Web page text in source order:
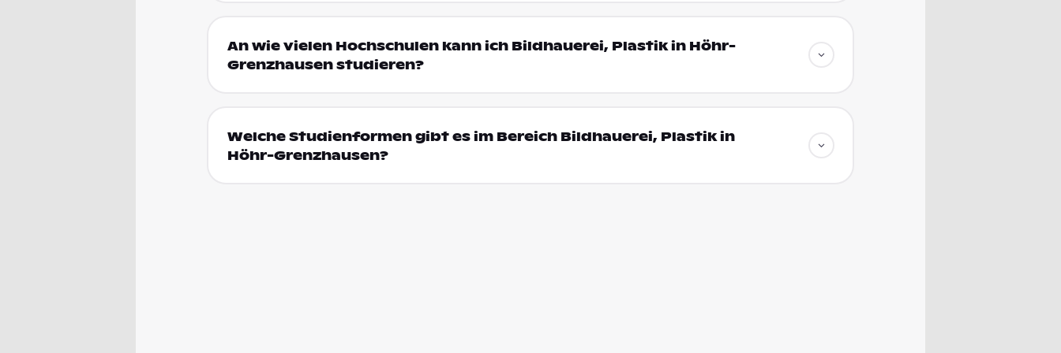
An wie vielen Hochschulen kann ich Bildhauerei, Plastik in Höhr-
Grenzhausen studieren?
Welche Studienformen gibt es im Bereich Bildhauerei, Plastik in
Höhr-Grenzhausen?